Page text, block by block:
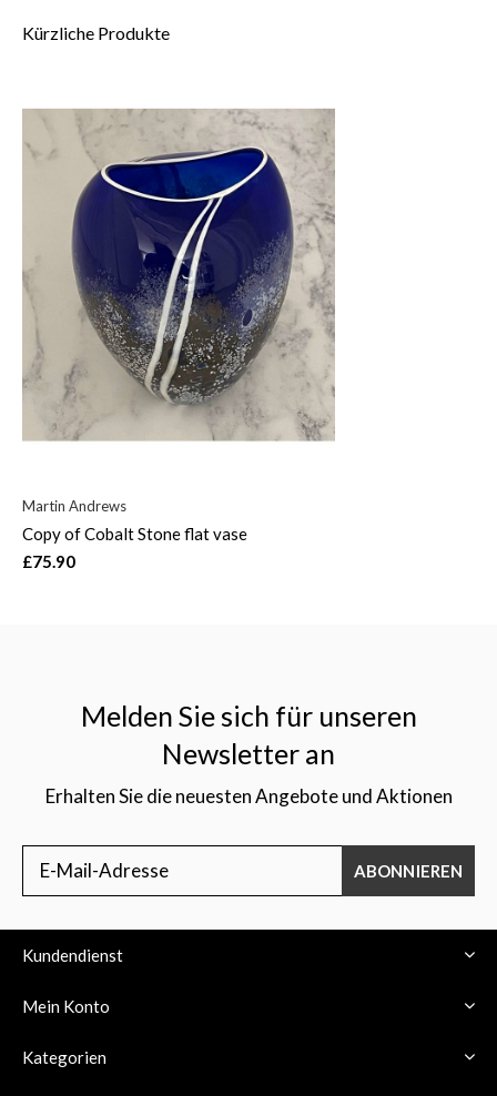
Kürzliche Produkte
Martin Andrews
Copy of Cobalt Stone flat vase
£75.90
Melden Sie sich für unseren
Newsletter an
Erhalten Sie die neuesten Angebote und Aktionen
ABONNIEREN
Kundendienst
Mein Konto
Kategorien